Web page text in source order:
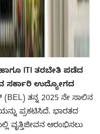
ITI ತರಬೇತಿ ಪಡೆದ
ಸರ್ಕಾರಿ ಉದ್ಯೋಗದ
ತನ್ನ 2025 ನೇ ಸಾಲಿನ
ಪ್ರಕಟಿಸಿದೆ. ಭಾರತದ
ವೃತ್ತಿಜೀವನ ಆರಂಭಿಸಲು